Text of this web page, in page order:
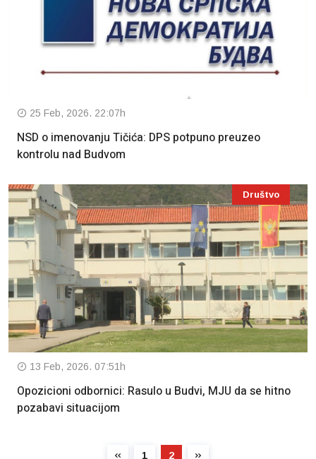
25 Feb, 2026. 22:07h
NSD o imenovanju Tičića: DPS potpuno preuzeo
kontrolu nad Budvom
Društvo
13 Feb, 2026. 07:51h
Opozicioni odbornici: Rasulo u Budvi, MJU da se hitno
pozabavi situacijom
1 2